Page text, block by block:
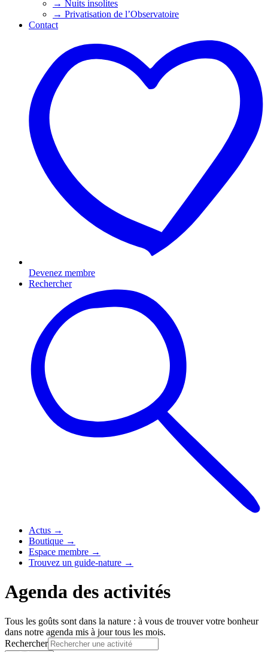
→ Nuits insolites
→ Privatisation de l’Observatoire
Contact
Devenez membre
Rechercher
Actus →
Boutique →
Espace membre →
Trouvez un guide-nature →
Agenda des activités
Tous les goûts sont dans la nature : à vous de trouver votre bonheur
dans notre agenda mis à jour tous les mois.
Rechercher